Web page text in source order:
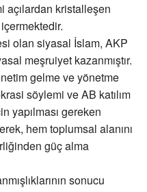
açılardan kristalleşen
olan siyasal İslam, AKP
meşruiyet kazanmıştır.
gelme ve yönetme
söylemi ve AB katılım
yapılması gereken
hem toplumsal alanını
güç alma
sonucu